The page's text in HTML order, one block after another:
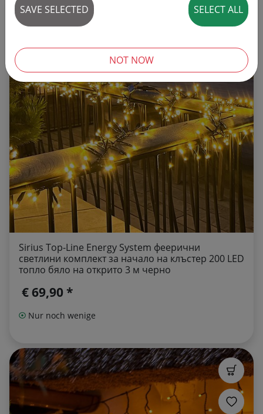
Sirius Top-Line Energy System феерични
светлини комплект за начало на клъстер 200 LED
топло бяло на открито 3 м черно
€ 69,90 *
Nur noch wenige
SAVE SELECTED SELECT ALL
NOT NOW